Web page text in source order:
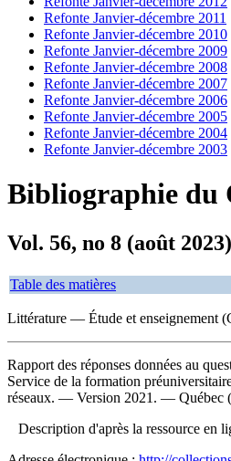
Refonte Janvier-décembre 2011
Refonte Janvier-décembre 2010
Refonte Janvier-décembre 2009
Refonte Janvier-décembre 2008
Refonte Janvier-décembre 2007
Refonte Janvier-décembre 2006
Refonte Janvier-décembre 2005
Refonte Janvier-décembre 2004
Refonte Janvier-décembre 2003
Bibliographie du
Vol. 56, no 8 (août 2023)
Table des matières
Littérature — Étude et enseignement
Rapport des réponses données au
Service de la formation
réseaux. — Version 2021. — Québec
Description d'après la ressource en